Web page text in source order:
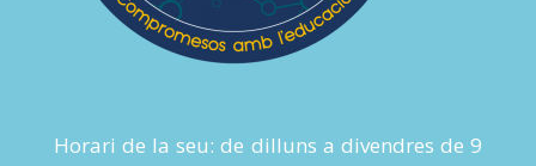
Horari de la seu: de dilluns a divendres de 9